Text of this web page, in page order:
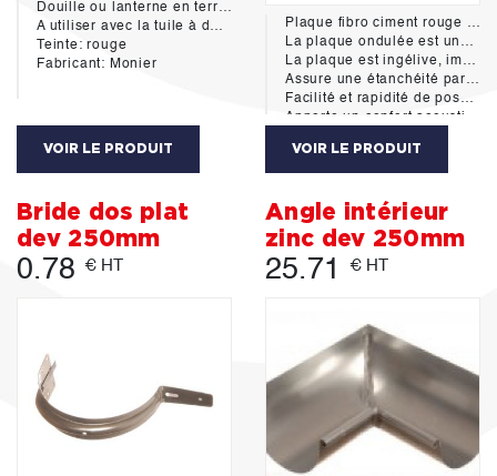
Douille ou lanterne en terre cuite.
A utiliser avec la tuile à douille GR13 Gallo-Romane.
Teinte: rouge
Fabricant: Monier
VOIR LE PRODUIT
Plaque fibro ciment rouge 250/92 cm 6 ondes
La plaque ondulée est une solution complète de couverture et bardage. Elle présente de nombreux atouts pour la construction et la rénovation de tous types de bâtiments.
La plaque est ingélive, imputrescible, incombustible, pérenne (filière P.V.A.).
Assure une étanchéité parfaite et durable, excellente résistance aux vents violents.
Facilité et rapidité de pose. Emploi dès 9% de pente.
Apporte un confort acoustique et thermique.
Conforme au DTU 40-37 de septembre 2011.
Types de bâtiments
Pose: sur charpente bois ou métallique.
Fabricant: Eternit
VOIR LE PRODUIT
Bride dos plat
dev 250mm
0.78 € HT
Angle intérieur
zinc dev 250mm
25.71 € HT